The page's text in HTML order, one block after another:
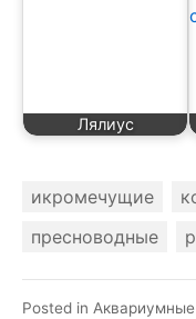
Лялиус
икромечущие
пресноводные
Posted in